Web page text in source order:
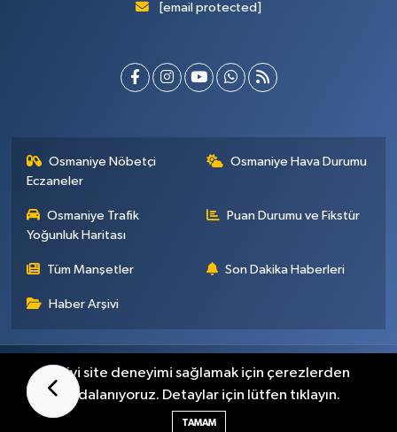
[email protected]
Osmaniye Nöbetçi
Eczaneler
Osmaniye Hava Durumu
Osmaniye Trafik
Yoğunluk Haritası
Puan Durumu ve Fikstür
Tüm Manşetler Son Dakika Haberleri
Haber Arşivi
Künye İletişim Gizlilik Sözleşmesi
Haber Yazılımı:
En iyi site deneyimi sağlamak için çerezlerden
faydalanıyoruz. Detaylar için lütfen tıklayın.
TAMAM